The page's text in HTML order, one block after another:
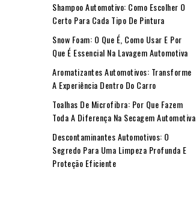
Shampoo Automotivo: Como Escolher O
Certo Para Cada Tipo De Pintura
Snow Foam: O Que É, Como Usar E Por
Que É Essencial Na Lavagem Automotiva
Aromatizantes Automotivos: Transforme
A Experiência Dentro Do Carro
Toalhas De Microfibra: Por Que Fazem
Toda A Diferença Na Secagem Automotiva
Descontaminantes Automotivos: O
Segredo Para Uma Limpeza Profunda E
Proteção Eficiente